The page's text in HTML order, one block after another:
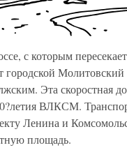
с которым
городской Молитовский
Эта скоростная
ВЛКСМ.
Ленина и
площадь.